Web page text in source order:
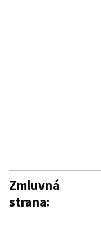
Zmluvná
strana: